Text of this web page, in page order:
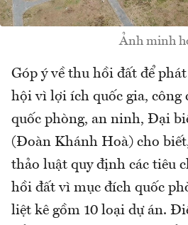
Ảnh minh
Góp ý về thu hồi đất để
hội vì lợi ích quốc gia, công
quốc phòng, an ninh, Đại
(Đoàn Khánh Hoà) cho
thảo luật quy định các tiêu
hồi đất vì mục đích quốc
liệt kê gồm 10 loại dự án.